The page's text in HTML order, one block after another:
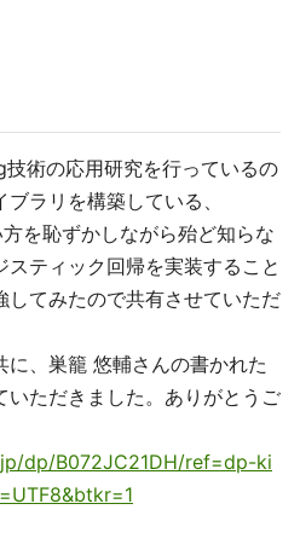
術の応用研究を行っているの
ラリを構築している、
を恥ずかしながら殆ど知らな
ティック回帰を実装すること
してみたので共有させていただ
、巣籠 悠輔さんの書かれた
いただきました。ありがとうご
dp/B072JC21DH/ref=dp-ki